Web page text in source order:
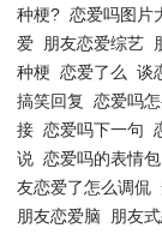
种梗? 恋爱吗图片
爱
朋友恋爱综艺
种梗 恋爱了么 谈
搞笑回复
恋爱吗
接 恋爱吗下一句
说 恋爱吗的表情包
友恋爱了怎么调侃
朋友恋爱脑
朋友